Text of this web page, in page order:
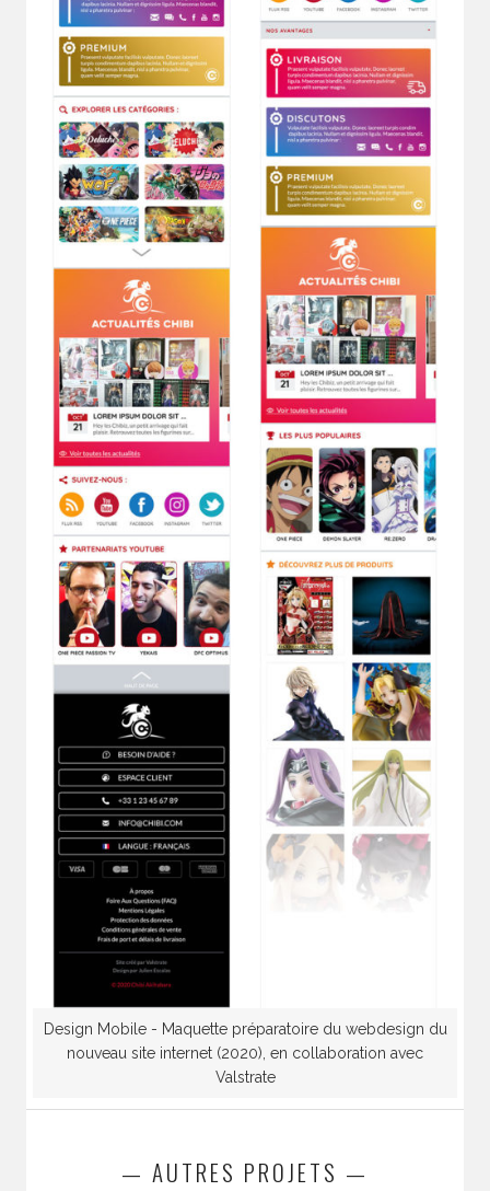
Design Mobile - Maquette préparatoire du webdesign du
nouveau site internet (2020), en collaboration avec
Valstrate
— AUTRES PROJETS —